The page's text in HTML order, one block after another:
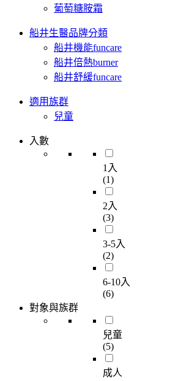
葡萄糖胺霜
船井生醫品牌分類
船井機能funcare
船井倍熱burner
船井舒緩funcare
適用族群
兒童
入數
1入
(1)
2入
(3)
3-5入
(2)
6-10入
(6)
對象與族群
兒童
(5)
成人